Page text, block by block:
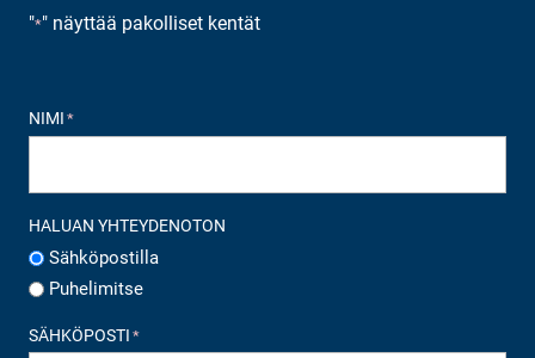
"*" näyttää pakolliset kentät
NIMI *
HALUAN YHTEYDENOTON
Sähköpostilla
Puhelimitse
SÄHKÖPOSTI *